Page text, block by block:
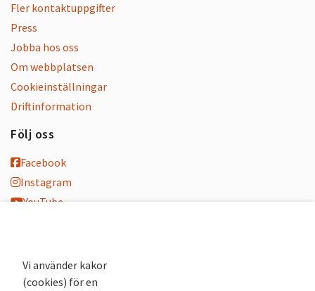
Fler kontaktuppgifter
Press
Jobba hos oss
Om webbplatsen
Cookieinställningar
Driftinformation
Följ oss
Facebook
Instagram
YouTube
Nyhetsbrev
Vi använder kakor
(cookies) för en